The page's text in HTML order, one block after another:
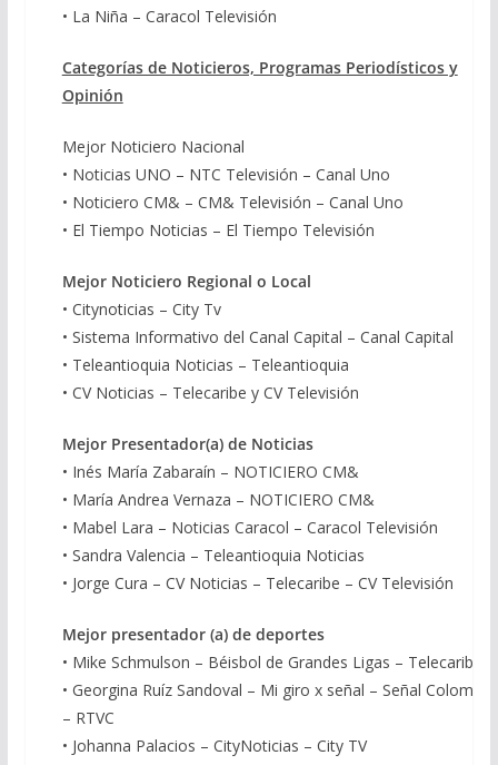
• La Niña – Caracol Televisión
Categorías de Noticieros, Programas Periodísticos y
Opinión
Mejor Noticiero Nacional
• Noticias UNO – NTC Televisión – Canal Uno
• Noticiero CM& – CM& Televisión – Canal Uno
• El Tiempo Noticias – El Tiempo Televisión
Mejor Noticiero Regional o Local
• Citynoticias – City Tv
• Sistema Informativo del Canal Capital – Canal Capital
• Teleantioquia Noticias – Teleantioquia
• CV Noticias – Telecaribe y CV Televisión
Mejor Presentador(a) de Noticias
• Inés María Zabaraín – NOTICIERO CM&
• María Andrea Vernaza – NOTICIERO CM&
• Mabel Lara – Noticias Caracol – Caracol Televisión
• Sandra Valencia – Teleantioquia Noticias
• Jorge Cura – CV Noticias – Telecaribe – CV Televisión
Mejor presentador (a) de deportes
• Mike Schmulson – Béisbol de Grandes Ligas – Telecaribe
• Georgina Ruíz Sandoval – Mi giro x señal – Señal Colombia
– RTVC
• Johanna Palacios – CityNoticias – City TV